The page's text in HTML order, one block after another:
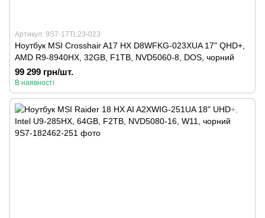
Артикул: 9S7-17TL23-023
Ноутбук MSI Crosshair A17 HX D8WFKG-023XUA 17" QHD+,
AMD R9-8940HX, 32GB, F1TB, NVD5060-8, DOS, чорний
99 299 грн/шт.
В наявності